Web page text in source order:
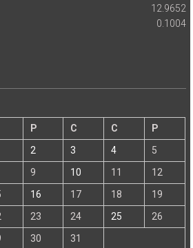
12.9652
0.1004
P C C
P
2 3 4
5
9 10 11
12
16 17 18
19
23 24 25
26
30 31